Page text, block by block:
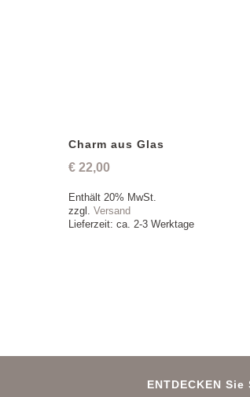
Charm aus Glas
€ 22,00
Enthält 20% MwSt.
zzgl.Versand
Lieferzeit: ca. 2-3 Werktage
ENTDECKEN